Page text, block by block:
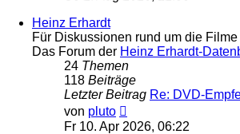
Heinz Erhardt
Für Diskussionen rund um die
Das Forum der Heinz Erhardt-
24 Themen
118 Beiträge
Letzter Beitrag Re: DVD-
von pluto
Beitrag
Fr 10. Apr 2026, 06:22